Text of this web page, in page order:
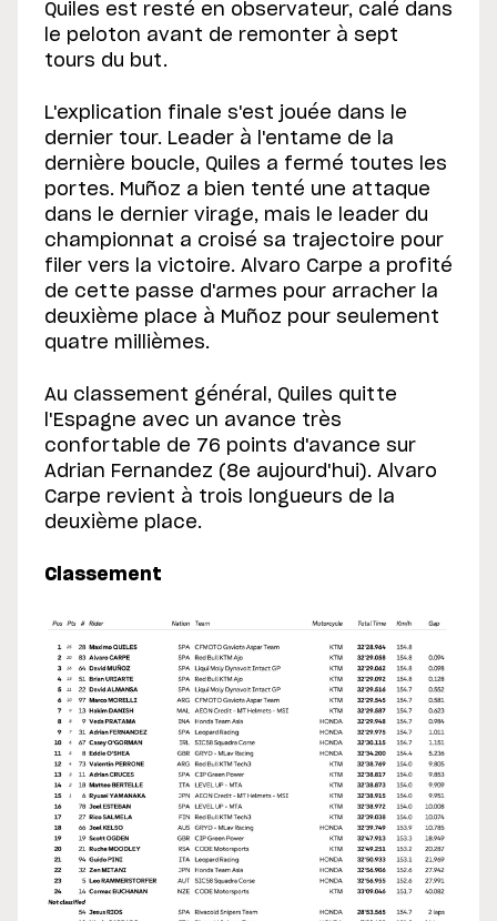
Quiles est resté en observateur, calé dans
le peloton avant de remonter à sept
tours du but.
L'explication finale s'est jouée dans le
dernier tour. Leader à l'entame de la
dernière boucle, Quiles a fermé toutes les
portes. Muñoz a bien tenté une attaque
dans le dernier virage, mais le leader du
championnat a croisé sa trajectoire pour
filer vers la victoire. Alvaro Carpe a profité
de cette passe d'armes pour arracher la
deuxième place à Muñoz pour seulement
quatre millièmes.
Au classement général, Quiles quitte
l'Espagne avec un avance très
confortable de 76 points d'avance sur
Adrian Fernandez (8e aujourd'hui). Alvaro
Carpe revient à trois longueurs de la
deuxième place.
Classement